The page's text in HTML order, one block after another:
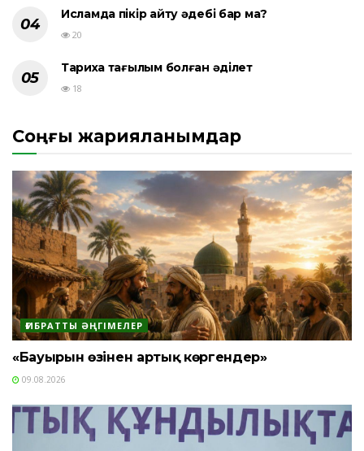
Исламда пікір айту әдебі бар ма?
20
Тарихқа тағылым болған әділет
18
Соңғы жарияланымдар
ҒИБРАТТЫ ӘҢГІМЕЛЕР
«Бауырын өзінен артық көргендер»
09.08.2026